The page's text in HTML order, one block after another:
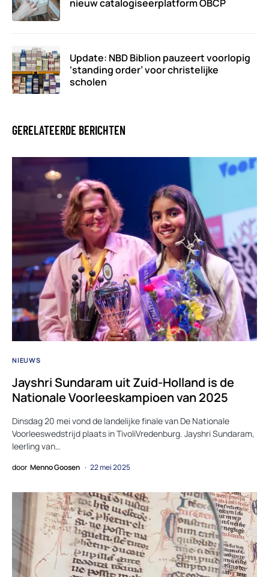
nieuw catalogiseerplatform OBCP
Update: NBD Biblion pauzeert voorlopig
‘standing order’ voor christelijke
scholen
GERELATEERDE BERICHTEN
NIEUWS
Jayshri Sundaram uit Zuid-Holland is de
Nationale Voorleeskampioen van 2025
Dinsdag 20 mei vond de landelijke finale van De Nationale
Voorleeswedstrijd plaats in TivoliVredenburg. Jayshri Sundaram,
leerling van…
door Menno Goosen 22 mei 2025